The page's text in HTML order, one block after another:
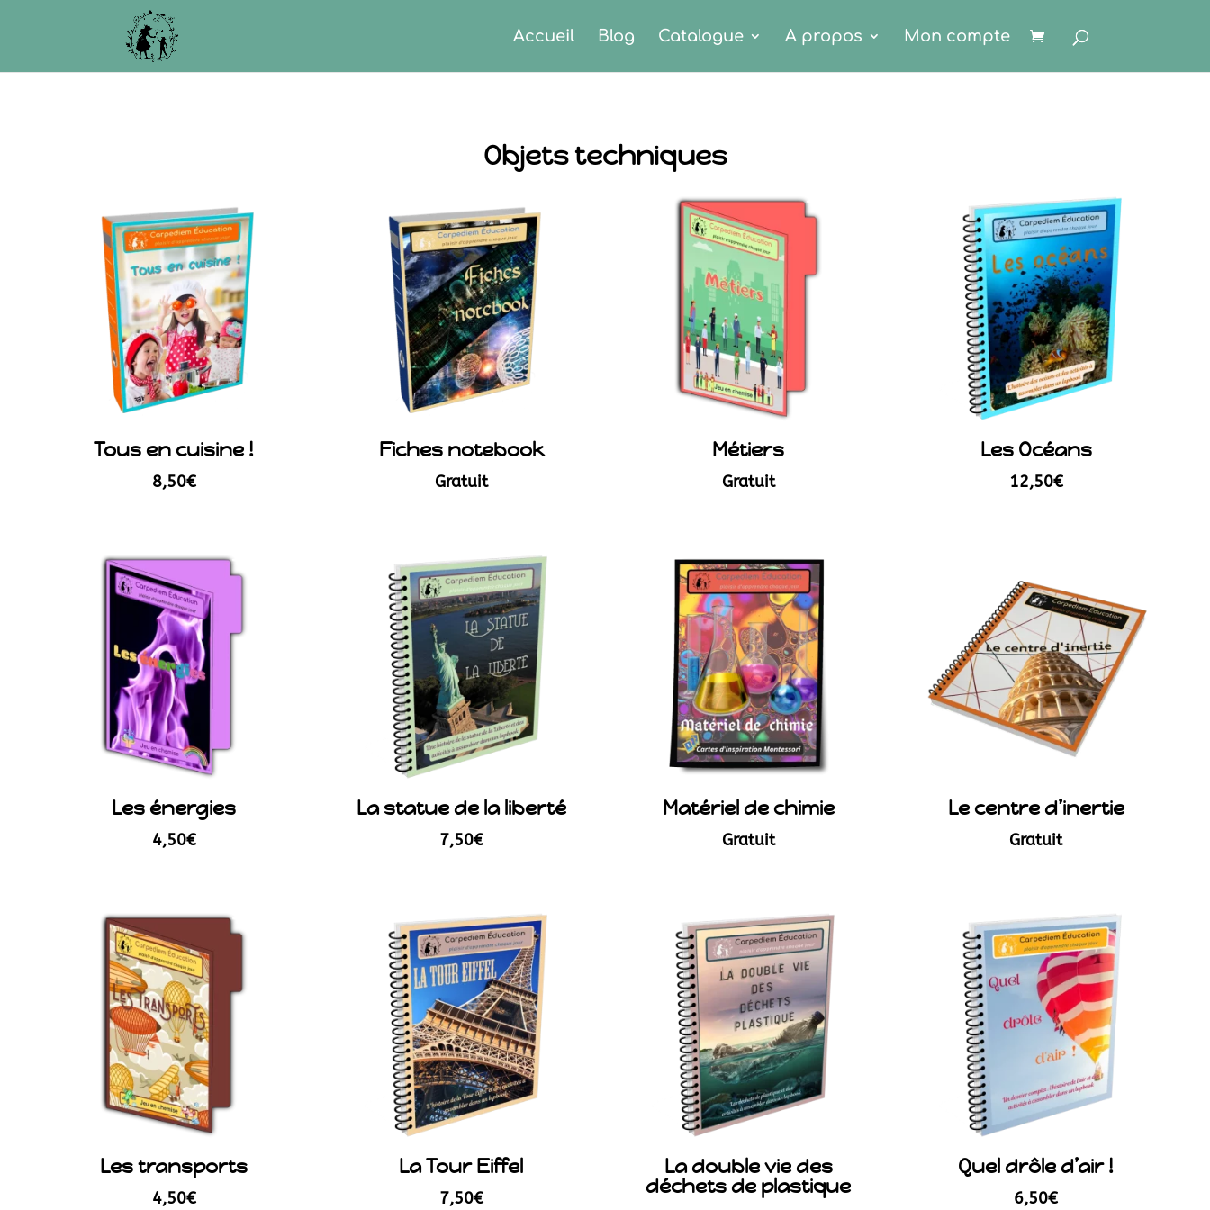
Accueil Blog Catalogue A propos Mon compte
Objets techniques
Tous en cuisine !
8,50€
Fiches notebook
Gratuit
Métiers
Gratuit
Les Océans
12,50€
Les énergies
4,50€
La statue de la liberté
7,50€
Matériel de chimie
Gratuit
Le centre d’inertie
Gratuit
Les transports
4,50€
La Tour Eiffel
7,50€
La double vie des
déchets de plastique
Quel drôle d’air !
6,50€